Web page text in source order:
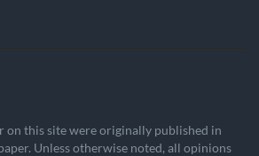
on this site were originally published in
Unless otherwise noted, all opinions